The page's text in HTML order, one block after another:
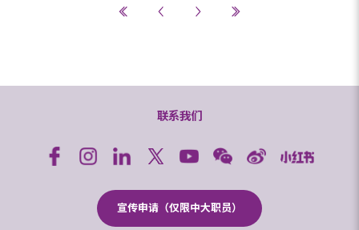
联系我们
宣传申请（仅限中大职员）